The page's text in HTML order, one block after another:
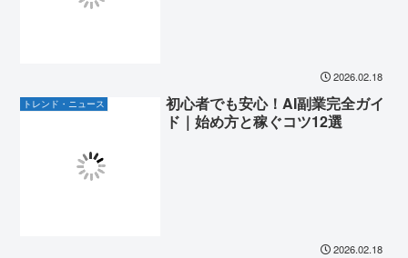
2026.02.18
トレンド・ニュース
初心者でも安心！AI副業完全ガイ
ド｜始め方と稼ぐコツ12選
2026.02.18